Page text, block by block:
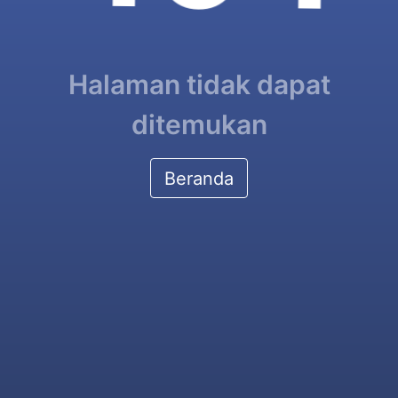
Halaman tidak dapat
ditemukan
Beranda